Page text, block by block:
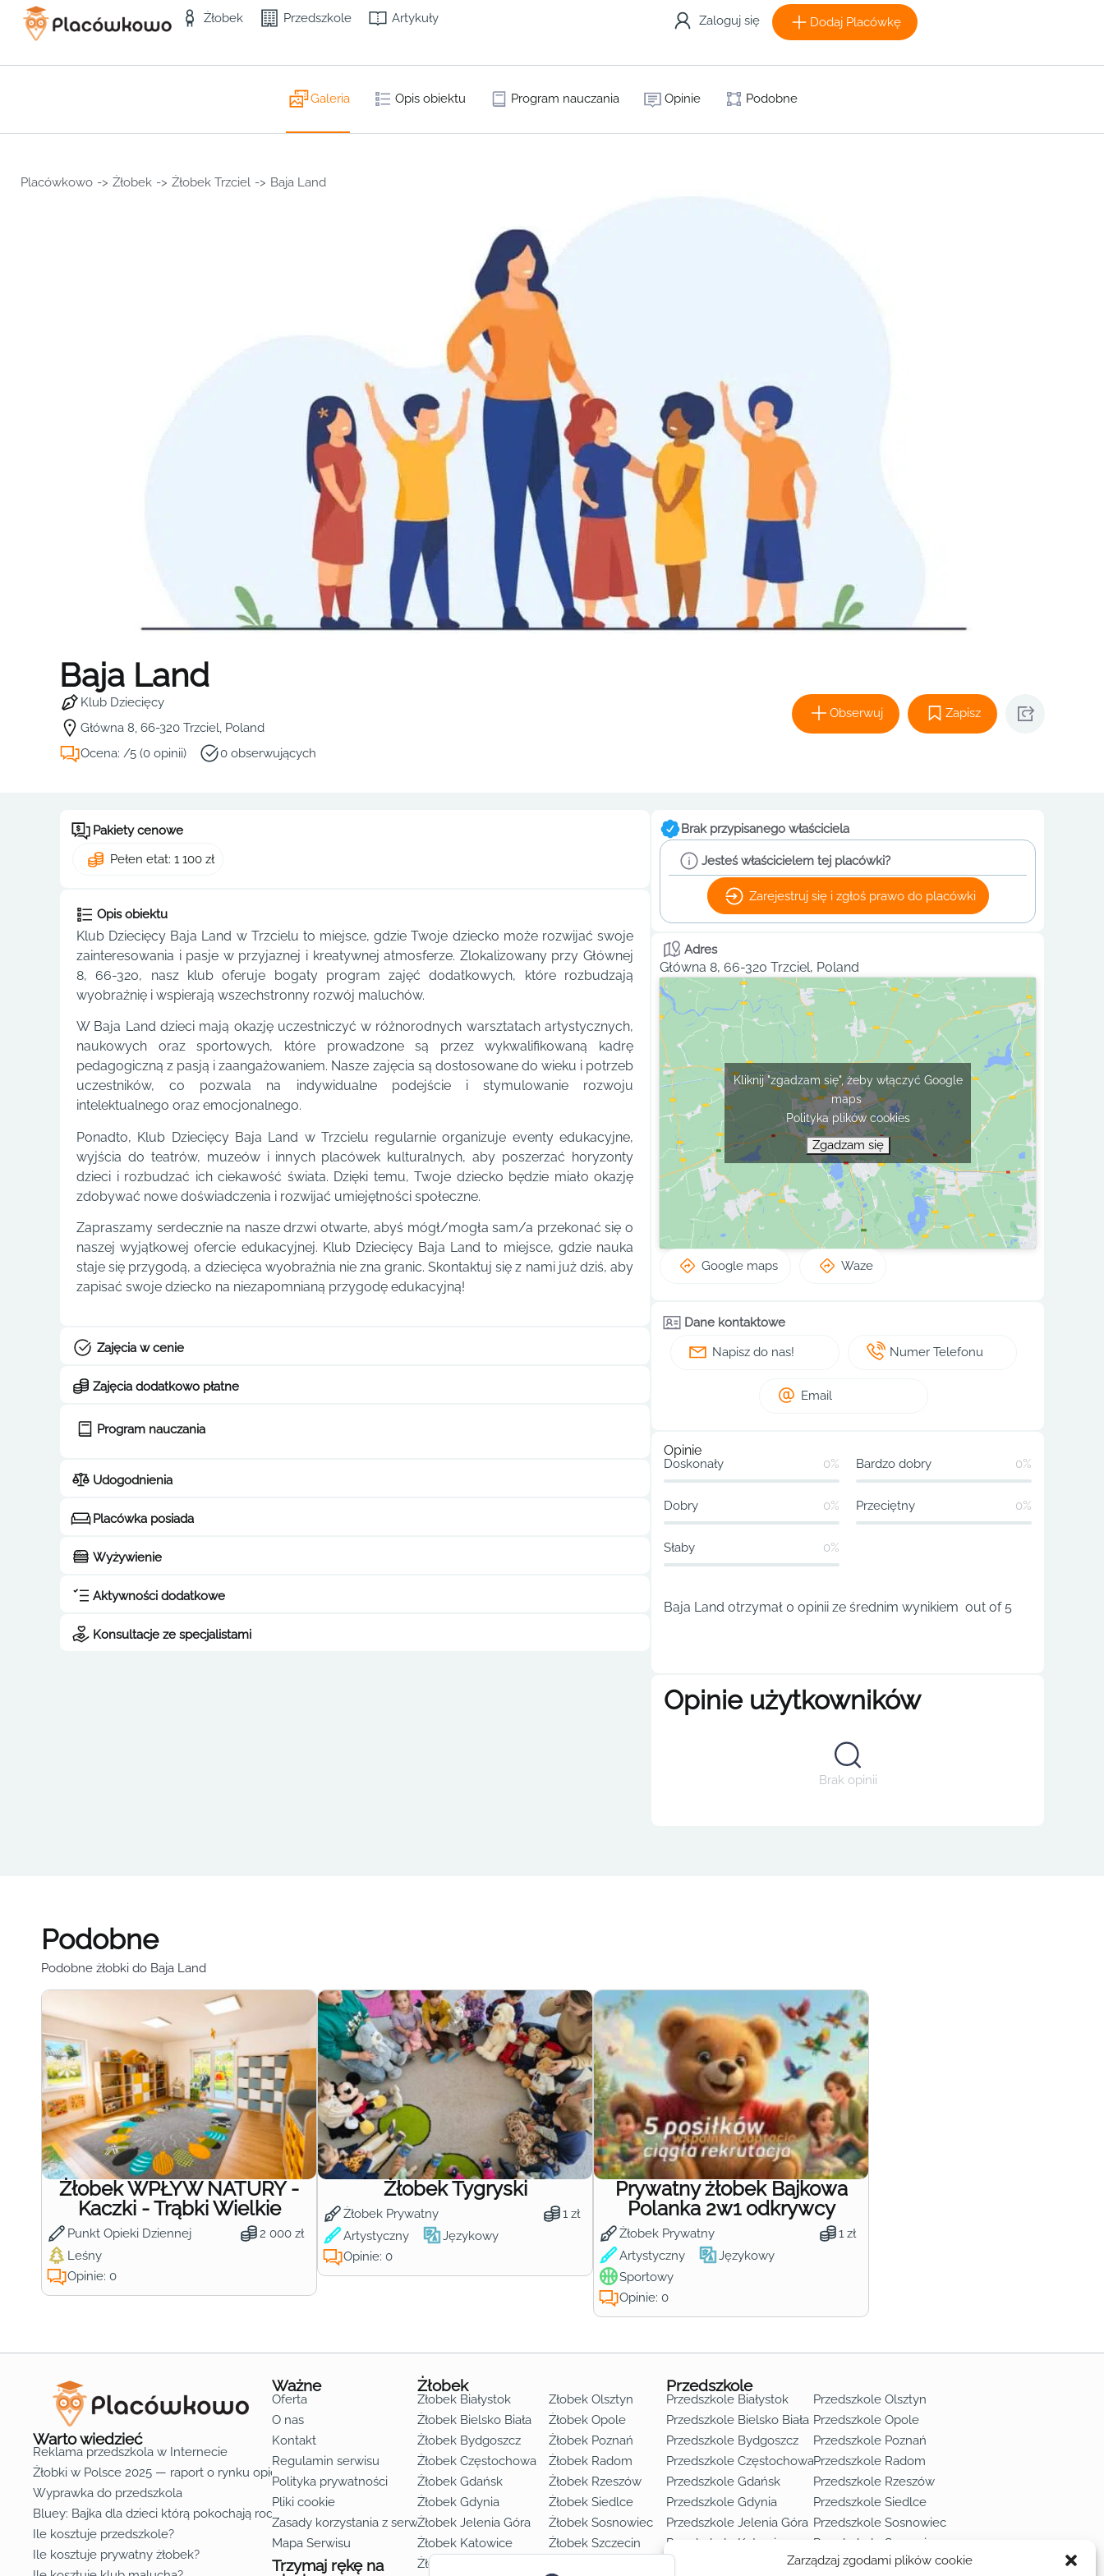
Zarządzaj zgodami plików cookie
Żłobek Przedszkole Artykuły Zaloguj się Dodaj Placówkę
Galeria Opis obiektu Program nauczania Opinie Podobne
Placówkowo -> Żłobek -> Żłobek Trzciel -> Baja Land
Baja Land
Klub Dziecięcy
Główna 8, 66-320 Trzciel, Poland
Ocena: /5 (0 opinii)
0 obserwujących
Obserwuj Zapisz
Pakiety cenowe
Pełen etat: 1 100 zł
Opis obiektu
Klub Dziecięcy Baja Land w Trzcielu to miejsce, gdzie Twoje dziecko może rozwijać swoje
zainteresowania i pasje w przyjaznej i kreatywnej atmosferze. Zlokalizowany przy Głównej
8, 66-320, nasz klub oferuje bogaty program zajęć dodatkowych, które rozbudzają
wyobraźnię i wspierają wszechstronny rozwój maluchów.
W Baja Land dzieci mają okazję uczestniczyć w różnorodnych warsztatach artystycznych,
naukowych oraz sportowych, które prowadzone są przez wykwalifikowaną kadrę
pedagogiczną z pasją i zaangażowaniem. Nasze zajęcia są dostosowane do wieku i potrzeb
uczestników, co pozwala na indywidualne podejście i stymulowanie rozwoju
intelektualnego oraz emocjonalnego.
Ponadto, Klub Dziecięcy Baja Land w Trzcielu regularnie organizuje eventy edukacyjne,
wyjścia do teatrów, muzeów i innych placówek kulturalnych, aby poszerzać horyzonty
dzieci i rozbudzać ich ciekawość świata. Dzięki temu, Twoje dziecko będzie miało okazję
zdobywać nowe doświadczenia i rozwijać umiejętności społeczne.
Zapraszamy serdecznie na nasze drzwi otwarte, abyś mógł/mogła sam/a przekonać się o
naszej wyjątkowej ofercie edukacyjnej. Klub Dziecięcy Baja Land to miejsce, gdzie nauka
staje się przygodą, a dziecięca wyobraźnia nie zna granic. Skontaktuj się z nami już dziś, aby
zapisać swoje dziecko na niezapomnianą przygodę edukacyjną!
Zajęcia w cenie
Zajęcia dodatkowo płatne
Program nauczania
Udogodnienia
Placówka posiada
Wyżywienie
Aktywności dodatkowe
Konsultacje ze specjalistami
Brak przypisanego właściciela
Jesteś właścicielem tej placówki?
Zarejestruj się i zgłoś prawo do placówki
Adres
Główna 8, 66-320 Trzciel, Poland
Kliknij "zgadzam się", żeby włączyć Google
maps
Polityka plików cookies
Zgadzam się
Google maps Waze
Dane kontaktowe
Napisz do nas!
Numer Telefonu
Email
Opinie
Doskonały 0% Bardzo dobry 0%
Dobry 0% Przeciętny 0%
Słaby 0%
Baja Land otrzymał 0 opinii ze średnim wynikiem out of 5
Opinie użytkowników
Brak opinii
Podobne
Podobne żłobki do Baja Land
Żłobek WPŁYW NATURY -
Kaczki - Trąbki Wielkie
Punkt Opieki Dziennej 2 000 zł
Leśny
Opinie: 0
Żłobek Tygryski
Żłobek Prywatny 1 zł
Artystyczny Językowy
Opinie: 0
Prywatny żłobek Bajkowa
Polanka 2w1 odkrywcy
Żłobek Prywatny 1 zł
Artystyczny
Językowy
Sportowy
Opinie: 0
Warto wiedzieć
Reklama przedszkola w Internecie
Żłobki w Polsce 2025 — raport o rynku opieki nad dziećmi do lat 3
Wyprawka do przedszkola
Bluey: Bajka dla dzieci którą pokochają rodzice
Ile kosztuje przedszkole?
Ile kosztuje prywatny żłobek?
Ważne
Oferta
O nas
Kontakt
Regulamin serwisu
Polityka prywatności
Pliki cookie
Zasady korzystania z serwisu
Mapa Serwisu
Trzymaj rękę na
Żłobek
Żłobek Białystok
Żłobek Bielsko Biała
Żłobek Bydgoszcz
Żłobek Częstochowa
Żłobek Gdańsk
Żłobek Gdynia
Żłobek Jelenia Góra
Żłobek Katowice
Żłobek Kielce
Żłobek Olsztyn
Żłobek Opole
Żłobek Poznań
Żłobek Radom
Żłobek Rzeszów
Żłobek Siedlce
Żłobek Sosnowiec
Żłobek Szczecin
Przedszkole
Przedszkole Białystok
Przedszkole Bielsko Biała
Przedszkole Bydgoszcz
Przedszkole Częstochowa
Przedszkole Gdańsk
Przedszkole Gdynia
Przedszkole Jelenia Góra
Przedszkole Katowice
Przedszkole Olsztyn
Przedszkole Opole
Przedszkole Poznań
Przedszkole Radom
Przedszkole Rzeszów
Przedszkole Siedlce
Przedszkole Sosnowiec
Przedszkole Szczecin
Przedszkole Toruń